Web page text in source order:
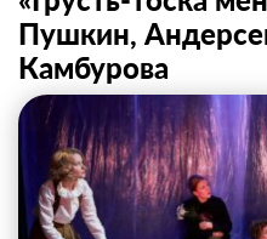
Пушкин,
Камбурова